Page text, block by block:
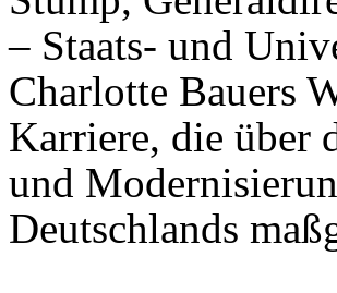
– Staats- und
Charlotte Bauers
Karriere, die über
und
Deutschlands